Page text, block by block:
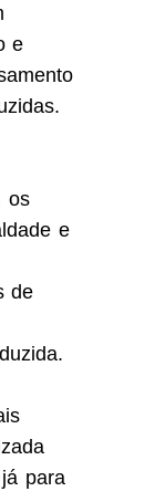
e
os
e
de
para